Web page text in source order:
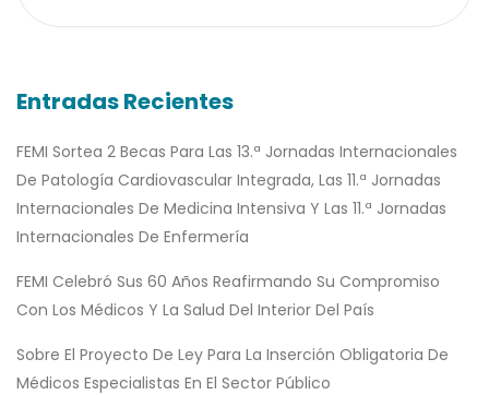
Entradas Recientes
FEMI Sortea 2 Becas Para Las 13.ª Jornadas Internacionales
De Patología Cardiovascular Integrada, Las 11.ª Jornadas
Internacionales De Medicina Intensiva Y Las 11.ª Jornadas
Internacionales De Enfermería
FEMI Celebró Sus 60 Años Reafirmando Su Compromiso
Con Los Médicos Y La Salud Del Interior Del País
Sobre El Proyecto De Ley Para La Inserción Obligatoria De
Médicos Especialistas En El Sector Público